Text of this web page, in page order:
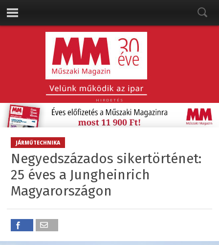
HIRDETÉS
JÁRMŰTECHNIKA
Negyedszázados sikertörténet:
25 éves a Jungheinrich
Magyarországon